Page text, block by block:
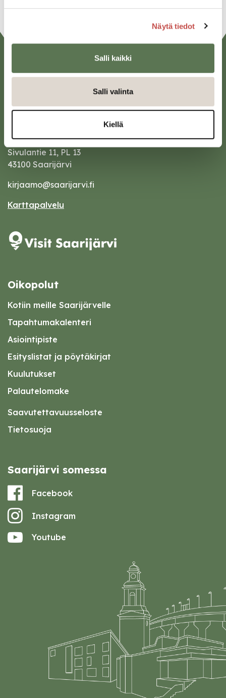
Näytä tiedot
Salli kaikki
Salli valinta
Kiellä
Saarijärven kaupunki
Sivulantie 11, PL 13
43100 Saarijärvi
kirjaamo@saarijarvi.fi
Karttapalvelu
Oikopolut
Kotiin meille Saarijärvelle
Tapahtumakalenteri
Asiointipiste
Esityslistat ja pöytäkirjat
Kuulutukset
Palautelomake
Saavutettavuusseloste
Tietosuoja
Saarijärvi somessa
Facebook
Instagram
Youtube